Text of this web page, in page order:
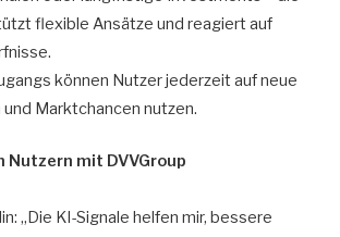
flexible Ansätze und reagiert auf
können Nutzer jederzeit auf neue
Marktchancen nutzen.
Nutzern mit DVVGroup
„Die KI-Signale helfen mir, bessere